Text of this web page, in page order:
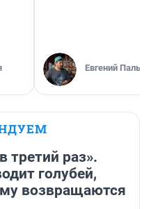
Евгений
третий раз».
голубей,
возвращаются